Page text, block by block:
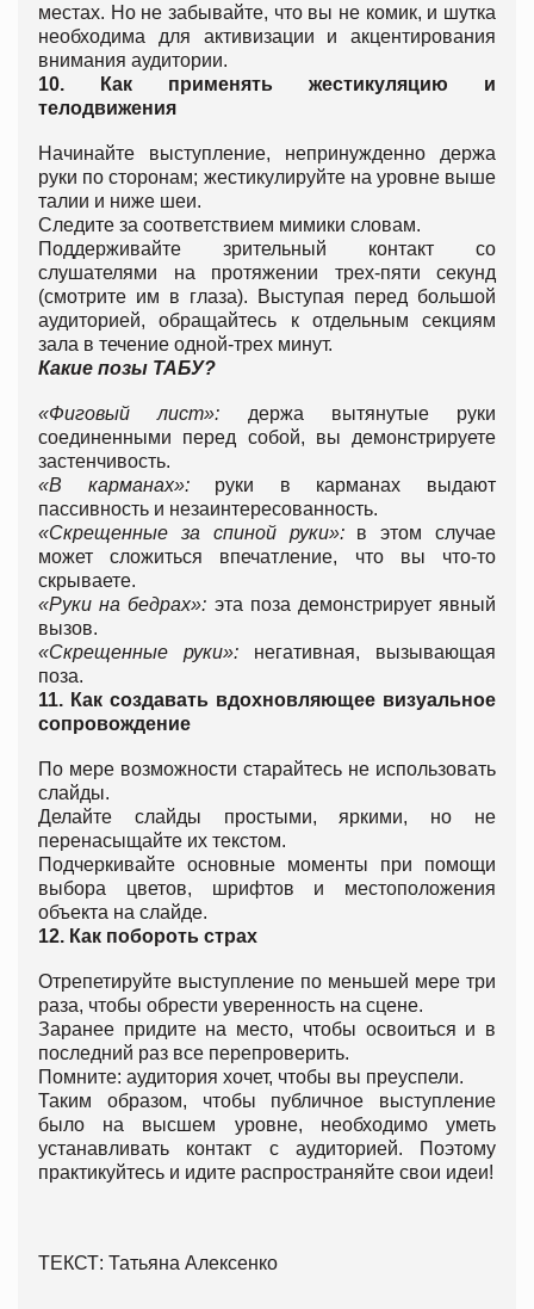
местах. Но не забывайте, что вы не комик, и шутка
необходима для активизации и акцентирования
внимания аудитории.
10.
Как применять жестикуляцию и
телодвижения
Начинайте выступление, непринужденно держа
руки по сторонам; жестикулируйте на уровне выше
талии и ниже шеи.
Следите за соответствием мимики словам.
Поддерживайте зрительный контакт со
слушателями на протяжении трех-пяти секунд
(смотрите им в глаза). Выступая перед большой
аудиторией, обращайтесь к отдельным секциям
зала в течение одной-трех минут.
Какие позы ТАБУ?
«Фиговый лист»: держа вытянутые руки
соединенными перед собой, вы демонстрируете
застенчивость.
«В карманах»:руки в карманах выдают
пассивность и незаинтересованность.
«Скрещенные за спиной руки»:в этом случае
может сложиться впечатление, что вы что-то
скрываете.
«Руки на бедрах»: эта поза демонстрирует явный
вызов.
«Скрещенные руки»: негативная, вызывающая
поза.
11. Как создавать вдохновляющее визуальное
сопровождение
По мере возможности старайтесь не использовать
слайды.
Делайте слайды простыми, яркими, но не
перенасыщайте их текстом.
Подчеркивайте основные моменты при помощи
выбора цветов, шрифтов и местоположения
объекта на слайде.
12. Как побороть страх
Отрепетируйте выступление по меньшей мере три
раза, чтобы обрести уверенность на сцене.
Заранее придите на место, чтобы освоиться и в
последний раз все перепроверить.
Помните: аудитория хочет, чтобы вы преуспели.
Таким образом, чтобы публичное выступление
было на высшем уровне, необходимо уметь
устанавливать контакт с аудиторией. Поэтому
практикуйтесь и идите распространяйте свои идеи!
ТЕКСТ: Татьяна Алексенко